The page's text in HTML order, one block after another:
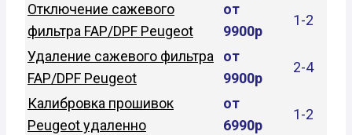
Отключение сажевого
фильтра FAP/DPF Peugeot
от
9900р
1-2
Удаление сажевого фильтра
FAP/DPF Peugeot
от
9900р
2-4
Калибровка прошивок
Peugeot удаленно
от
6990р
1-2